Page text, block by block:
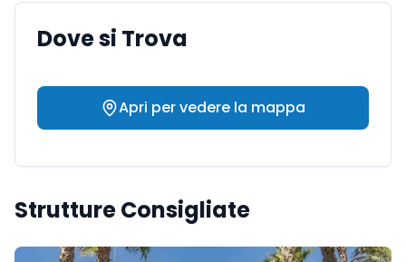
Dove si Trova
Apri per vedere la mappa
Strutture Consigliate